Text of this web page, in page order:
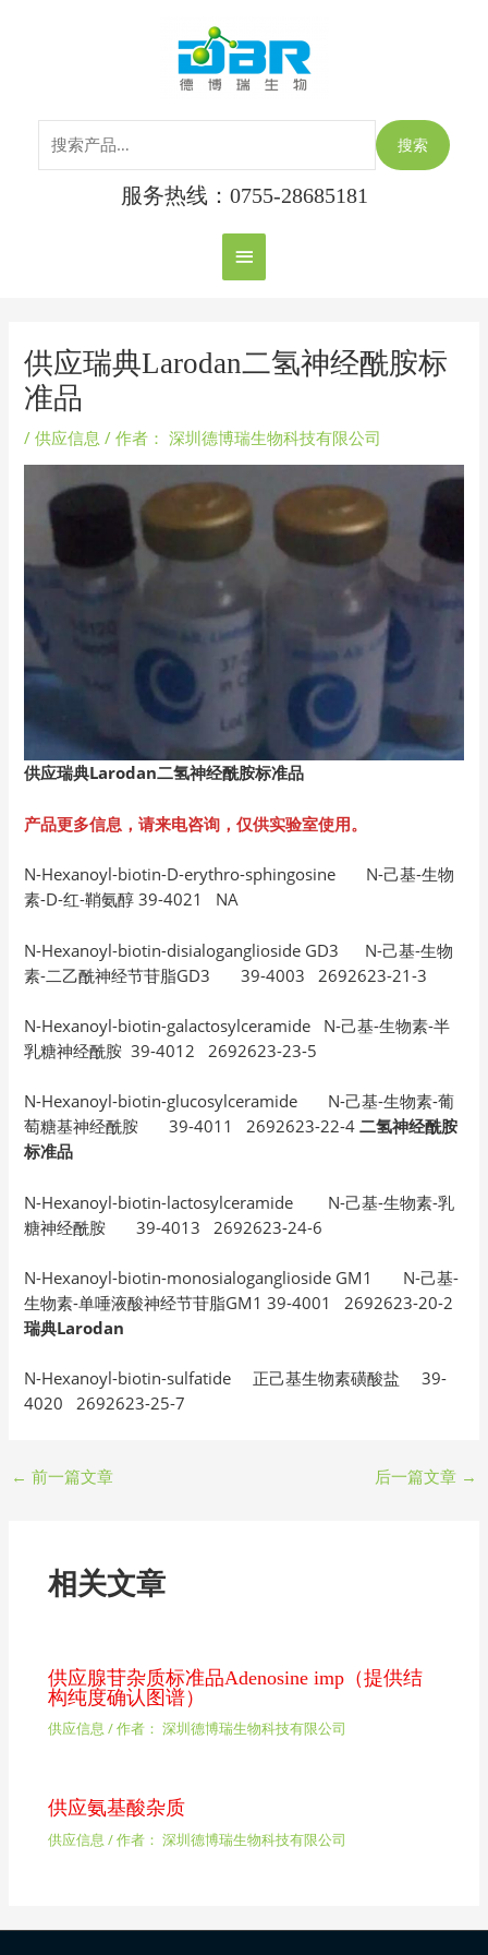
主
菜
单
搜索
服务热线：0755-28685181
供应瑞典Larodan二氢神经酰胺标
准品
/供应信息 / 作者： 深圳德博瑞生物科技有限公司
供应瑞典Larodan二氢神经酰胺标准品
产品更多信息，请来电咨询，仅供实验室使用。
N-Hexanoyl-biotin-D-erythro-sphingosine N-己基-生物
素-D-红-鞘氨醇 39-4021 NA
N-Hexanoyl-biotin-disialoganglioside GD3 N-己基-生物
素-二乙酰神经节苷脂GD3 39-4003 2692623-21-3
N-Hexanoyl-biotin-galactosylceramide N-己基-生物素-半
乳糖神经酰胺 39-4012 2692623-23-5
N-Hexanoyl-biotin-glucosylceramide N-己基-生物素-葡
萄糖基神经酰胺 39-4011 2692623-22-4二氢神经酰胺
标准品
N-Hexanoyl-biotin-lactosylceramide N-己基-生物素-乳
糖神经酰胺 39-4013 2692623-24-6
N-Hexanoyl-biotin-monosialoganglioside GM1 N-己基-
生物素-单唾液酸神经节苷脂GM1 39-4001 2692623-20-2
瑞典Larodan
N-Hexanoyl-biotin-sulfatide 正己基生物素磺酸盐 39-
4020 2692623-25-7
← 前一篇文章 后一篇文章 →
相关文章
供应腺苷杂质标准品Adenosine imp（提供结
构纯度确认图谱）
供应信息 / 作者： 深圳德博瑞生物科技有限公司
供应氨基酸杂质
供应信息 / 作者： 深圳德博瑞生物科技有限公司